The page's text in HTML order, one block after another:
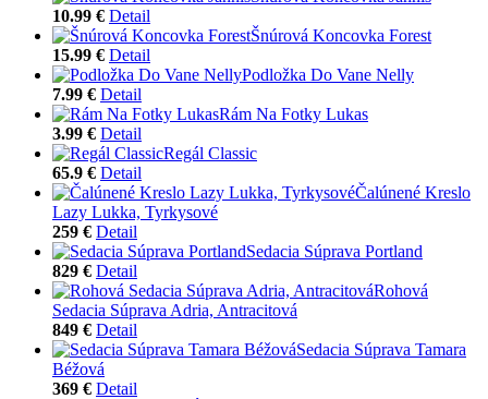
10.99 € Detail
Šnúrová Koncovka Forest
15.99 € Detail
Podložka Do Vane Nelly
7.99 € Detail
Rám Na Fotky Lukas
3.99 € Detail
Regál Classic
65.9 € Detail
Čalúnené Kreslo
Lazy Lukka, Tyrkysové
259 € Detail
Sedacia Súprava Portland
829 € Detail
Rohová
Sedacia Súprava Adria, Antracitová
849 € Detail
Sedacia Súprava Tamara
Béžová
369 € Detail